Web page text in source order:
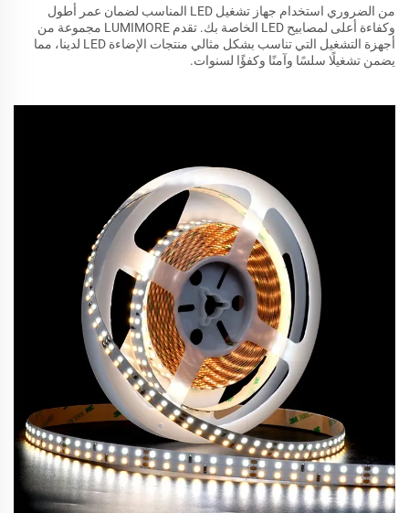
من الضروري استخدام جهاز تشغيل LED المناسب لضمان عمر أطول
وكفاءة أعلى لمصابيح LED الخاصة بك. تقدم LUMIMORE مجموعة من
أجهزة التشغيل التي تناسب بشكل مثالي منتجات الإضاءة LED لدينا، مما
يضمن تشغيلًا سلسًا وآمنًا وكفؤًا لسنوات.